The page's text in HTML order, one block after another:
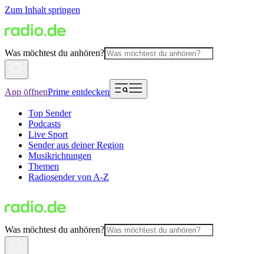
Zum Inhalt springen
Was möchtest du anhören?
App öffnenPrime entdecken
Top Sender
Podcasts
Live Sport
Sender aus deiner Region
Musikrichtungen
Themen
Radiosender von A-Z
Was möchtest du anhören?